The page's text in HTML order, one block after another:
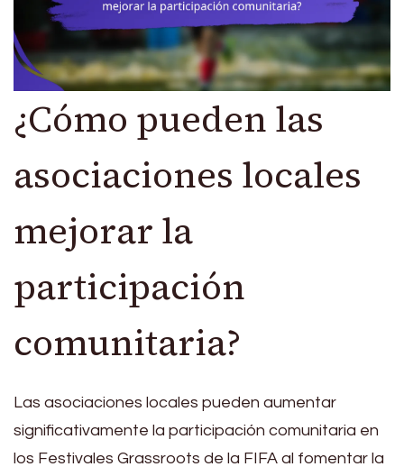
¿Cómo pueden las
asociaciones locales
mejorar la
participación
comunitaria?
Las asociaciones locales pueden aumentar
significativamente la participación comunitaria en
los Festivales Grassroots de la FIFA al fomentar la